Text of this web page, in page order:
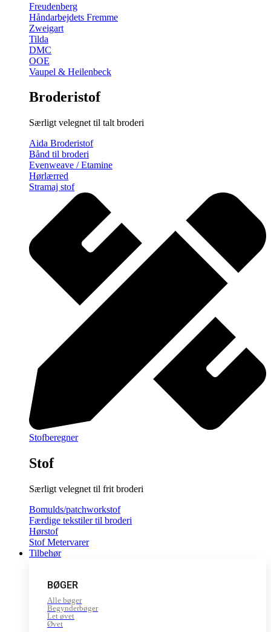
Freudenberg
Håndarbejdets Fremme
Zweigart
Tilda
DMC
OOE
Vaupel & Heilenbeck
Broderistof
Særligt velegnet til talt broderi
Aida Broderistof
Bånd til broderi
Evenweave / Etamine
Hørlærred
Stramaj stof
Stofberegner
Stof
Særligt velegnet til frit broderi
Bomulds/patchworkstof
Færdige tekstiler til broderi
Hørstof
Stof Metervarer
Tilbehør
BØGER
Alle bøger
Begynderbøger
Let øvet
Øvet